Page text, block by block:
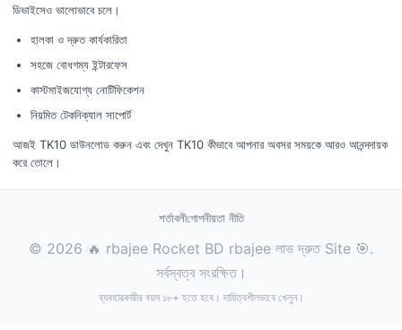
ডিভাইসেও ভালোভাবে চলে।
হালকা ও দ্রুত কার্যকারিতা
সহজে বোধগম্য ইন্টারফেস
কাস্টমাইজযোগ্য নোটিফিকেশন
নিয়মিত টেকনিক্যাল সাপোর্ট
আজই TK10 ডাউনলোড করুন এবং দেখুন TK10 কীভাবে আপনার অবসর সময়কে আরও আনন্দদায়ক
করে তোলে।
শর্তাবলীগোপনীয়তা নীতি
© 2026 🔥 rbajee Rocket BD rbajee লাভ দ্রুত Site 🎯.
সর্বস্বত্ব সংরক্ষিত।
ব্যবহারকারীর বয়স ১৮+ হতে হবে। দায়িত্বশীলভাবে খেলুন।